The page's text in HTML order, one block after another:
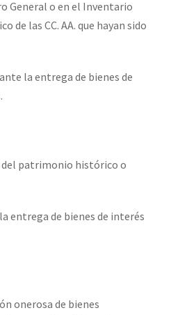
General o en el Inventario
las CC. AA. que hayan sido
la entrega de bienes de
patrimonio histórico o
entrega de bienes de interés
onerosa de bienes